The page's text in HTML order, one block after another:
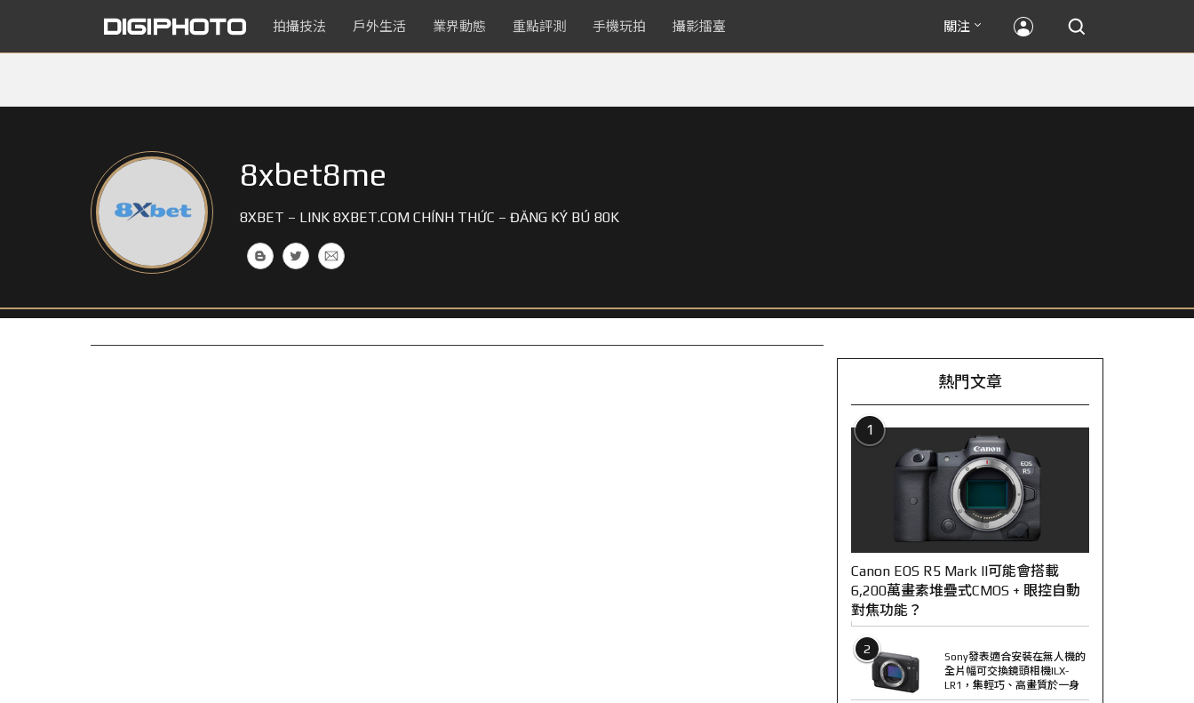
拍攝技法 戶外生活 業界動態 重點評測 手機玩拍 攝影擂臺 關注
8xbet8me
8XBET – LINK 8XBET.COM CHÍNH THỨC – ĐĂNG KÝ BÚ 80K
熱門文章
1
Canon EOS R5 Mark II可能會搭載
6,200萬畫素堆疊式CMOS + 眼控自動
對焦功能？
2
Sony發表適合安裝在無人機的
全片幅可交換鏡頭相機ILX-
LR1，集輕巧、高畫質於一身